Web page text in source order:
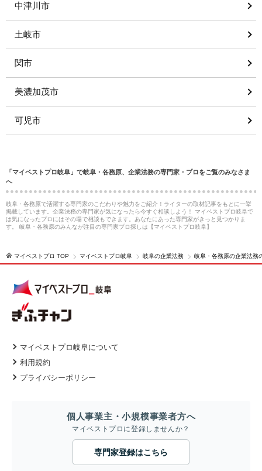
中津川市
土岐市
関市
美濃加茂市
可児市
「マイベストプロ岐阜」で岐阜・各務原、企業法務の専門家・プロをご覧のみなさま
へ
岐阜・各務原で活躍する専門家のこだわりや魅力をご紹介！ライターの取材記事をもとに一挙
掲載しています。企業法務の専門家が気になったら今すぐ相談しよう！ マイベストプロ岐阜で
は気になったプロにはその場で相談もできます。あなたにあった専門家がきっと見つかりま
す。 岐阜・各務原のみんなが注目の専門家プロ探しは【マイベストプロ岐阜】
マイベストプロ TOP マイベストプロ岐阜 岐阜の企業法務 岐阜・各務原の企業法務
マイベストプロ岐阜について
利用規約
プライバシーポリシー
個人事業主・小規模事業者方へ
マイベストプロに登録しませんか？
専門家登録はこちら